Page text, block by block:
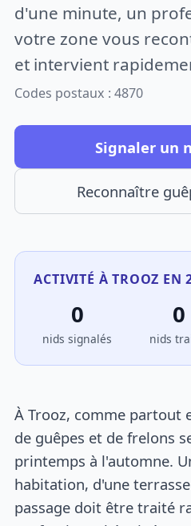
d'une minute, un
votre zone vous
et intervient
Codes postaux : 4870
Signaler un
Reconnaître
ACTIVITÉ À TROOZ EN
0
nids signalés
0
nids
À Trooz, comme partout
de guêpes et de frelons
printemps à l'automne.
habitation, d'une
passage doit être traité